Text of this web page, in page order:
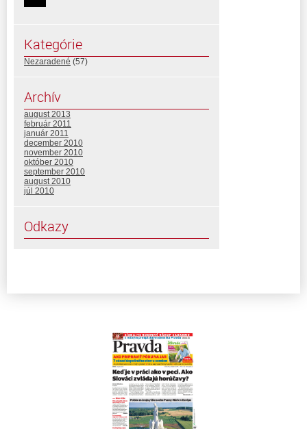
Kategórie
Nezaradené (57)
Archív
august 2013
február 2011
január 2011
december 2010
november 2010
október 2010
september 2010
august 2010
júl 2010
Odkazy